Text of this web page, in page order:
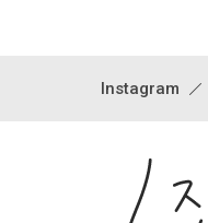
Instagram